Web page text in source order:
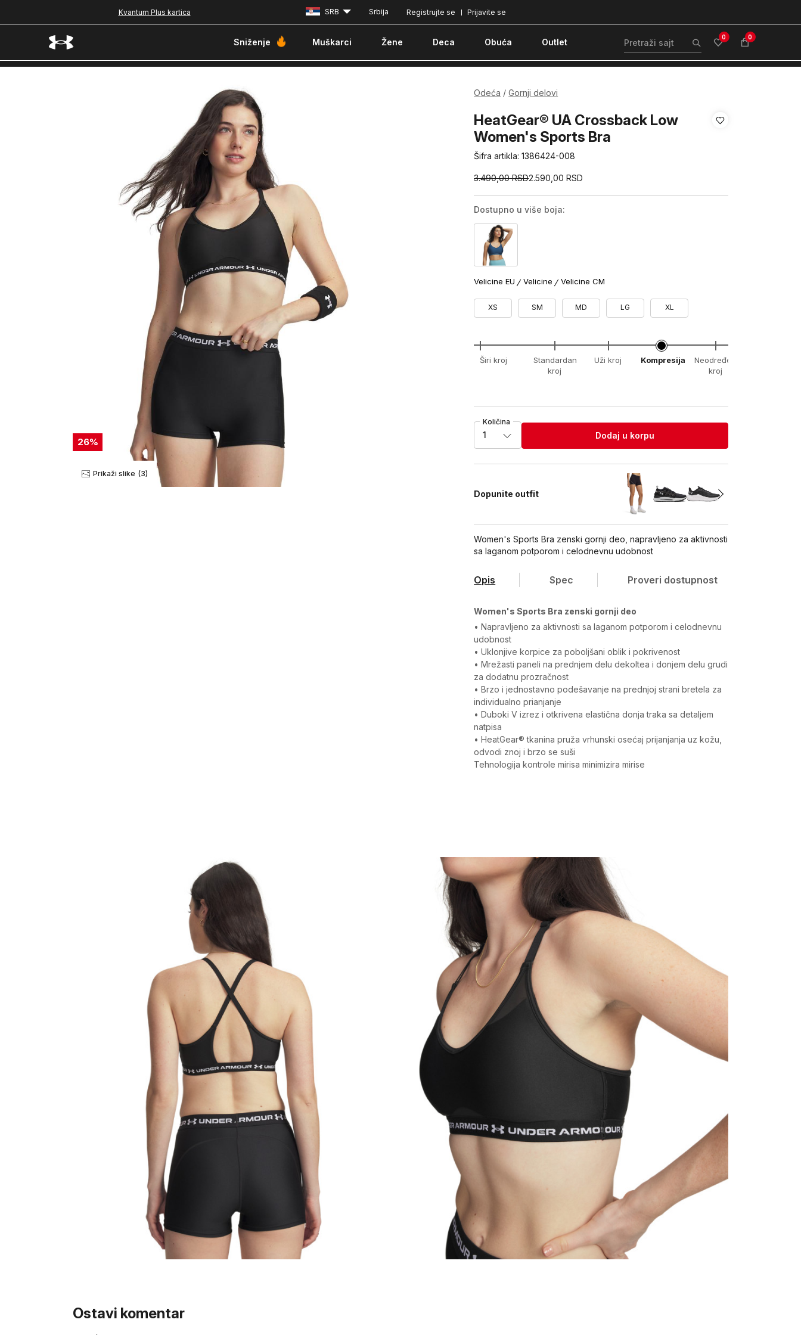
Kvantum Plus kartica Besplatna dostava za porudžbine iznad 6000 dinara Prijavite se
Registrujte se
SRB Srbija
Sniženje Muškarci Žene Deca Obuća Outlet 0 0
26%
Prikaži slike (3)
Odeća Gornji delovi
HeatGear® UA Crossback Low
Women's Sports Bra
Šifra artikla:1386424-008
3.490,00 RSD2.590,00RSD
Dostupno u više boja:
Velicine EU Velicine Velicine CM
XS SM MD LG XL
Širi kroj
Standardan
kroj
Uži kroj Kompresija
Neodređeni
kroj
Količina
1 Dodaj u korpu
Dopunite outfit
Women's Sports Bra zenski gornji deo, napravljeno za aktivnosti
sa laganom potporom i celodnevnu udobnost
Opis Spec Proveri dostupnost
Women's Sports Bra zenski gornji deo
• Napravljeno za aktivnosti sa laganom potporom i celodnevnu
udobnost
• Uklonjive korpice za poboljšani oblik i pokrivenost
• Mrežasti paneli na prednjem delu dekoltea i donjem delu grudi
za dodatnu prozračnost
• Brzo i jednostavno podešavanje na prednjoj strani bretela za
individualno prianjanje
• Duboki V izrez i otkrivena elastična donja traka sa detaljem
natpisa
• HeatGear® tkanina pruža vrhunski osećaj prijanjanja uz kožu,
odvodi znoj i brzo se suši
Tehnologija kontrole mirisa minimizira mirise
Tops, Kompresija
Brend Under Armour
Ostavi komentar